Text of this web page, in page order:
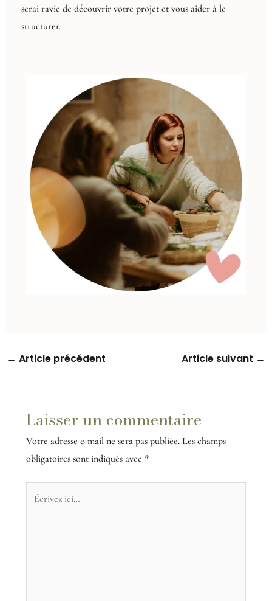
serai ravie de découvrir votre projet et vous aider à le
structurer.
← Article précédent Article suivant →
Laisser un commentaire
Votre adresse e-mail ne sera pas publiée. Les champs
obligatoires sont indiqués avec *